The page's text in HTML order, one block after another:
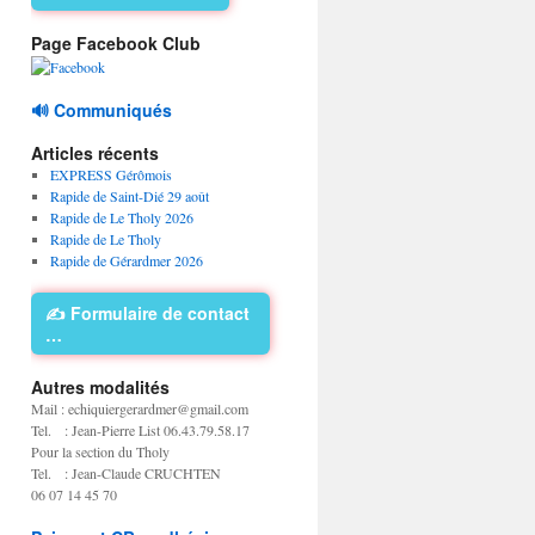
Page Facebook Club
🔊 Communiqués
Articles récents
EXPRESS Gérômois
Rapide de Saint-Dié 29 août
Rapide de Le Tholy 2026
Rapide de Le Tholy
Rapide de Gérardmer 2026
✍️ Formulaire de contact
…
Autres modalités
Mail : echiquiergerardmer@gmail.com
Tel. : Jean-Pierre List 06.43.79.58.17
Pour la section du Tholy
Tel. : Jean-Claude CRUCHTEN
06 07 14 45 70